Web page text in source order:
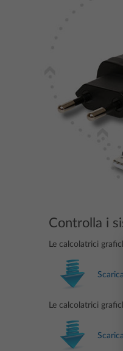
Controlla i
Le calcolatrici
Scarica
Le calcolatrici
Scarica